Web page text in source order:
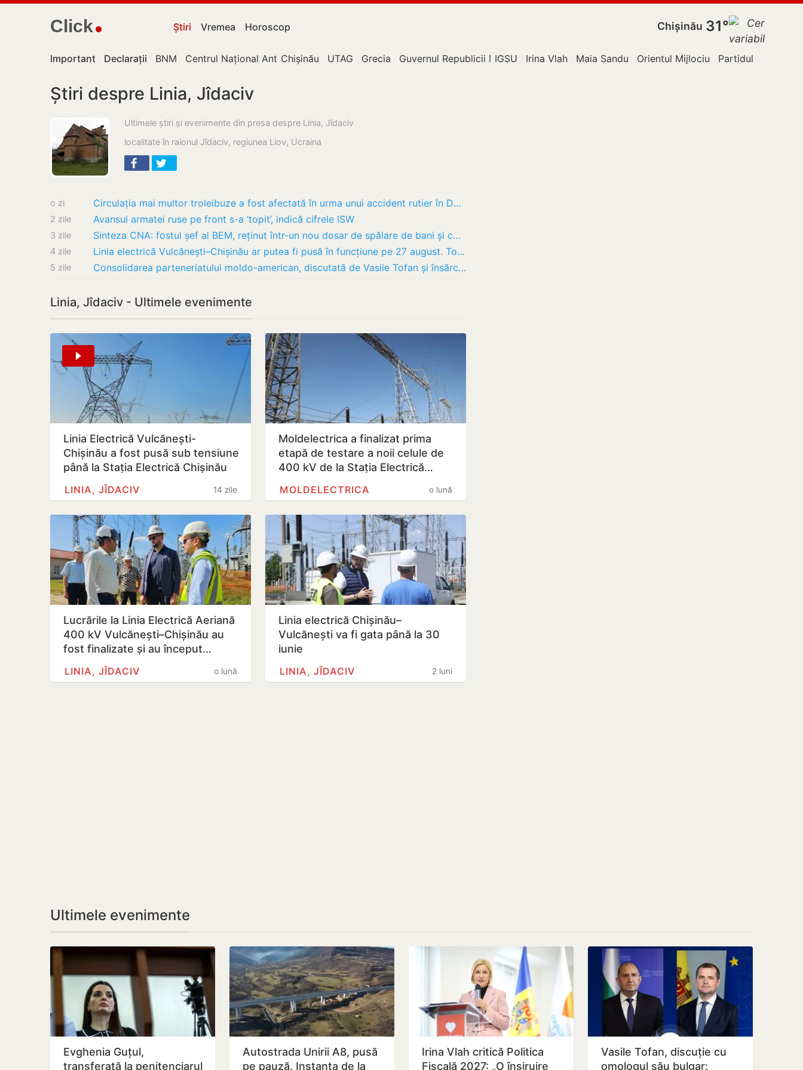
Click Știri Vremea Horoscop Chișinău 31°
Important Declarații BNM Centrul Național Anticorupție
Chișinău UTAG Grecia Guvernul Republicii Moldova
IGSU Irina Vlah Maia Sandu Orientul Mijlociu Partidul
Știri despre Linia, Jîdaciv
Ultimele știri și evenimente din presa despre Linia, Jîdaciv
localitate în raionul Jîdaciv, regiunea Liov, Ucraina
o zi Circulația mai multor troleibuze a fost afectată în urma unui accident rutier în Durlești
2 zile Avansul armatei ruse pe front s-a ‘topit’, indică cifrele ISW
3 zile Sinteza CNA: fostul șef al BEM, reținut într-un nou dosar de spălare de bani și condamnat…
4 zile Linia electrică Vulcănești–Chișinău ar putea fi pusă în funcțiune pe 27 august. Tofan:…
5 zile Consolidarea parteneriatului moldo-american, discutată de Vasile Tofan și însărcinatul cu…
Linia, Jîdaciv - Ultimele evenimente
Linia Electrică Vulcănești-
Chișinău a fost pusă sub tensiune
până la Stația Electrică Chișinău
14 zile
LINIA, JÎDACIV
Moldelectrica a finalizat prima
etapă de testare a noii celule de
400 kV de la Stația Electrică…
o lună
MOLDELECTRICA
Lucrările la Linia Electrică Aeriană
400 kV Vulcănești–Chișinău au
fost finalizate și au început…
o lună
LINIA, JÎDACIV
Linia electrică Chișinău–
Vulcănești va fi gata până la 30
iunie
2 luni
LINIA, JÎDACIV
Ultimele evenimente
Evghenia Guțul,
transferată la penitenciarul
Autostrada Unirii A8, pusă
pe pauză. Instanța de la
Irina Vlah critică Politica
Fiscală 2027: „O înșiruire
Vasile Tofan, discuție cu
omologul său bulgar: